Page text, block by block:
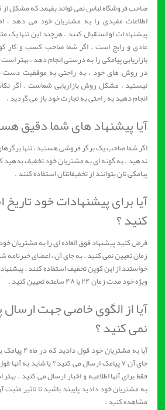
صاحب فروشگاه لباس نمی تواند بفهمد که مشکل از
اطلاعات مفیدی را به مشتریان خود می دهد ،
پیشنهادات او استقبال کنند . هرچند این تنها یک
عادی و رایج است . اگر شما صاحب کسب و کار
بازاریابی پیامکی را به درستی انجام دهد ، بهتر است
در روش های خود ، به راحتی به موفقیت دست
نیستید ، مشکل روش بازاریابی شماست . اگر
انجام دهید به راحتی به تجارت خود باز می گردید .
آیا پیشنهاد های شما دقیق
اگر شما صاحب یک برگر فروشی هستید ، تنها
پیامکی تان بتوانند از تخفیفاتتان استفاده کنند .
آیا برای پیشنهادات خود تاریخ
کنید ؟
فرض کنید پیشنهاد فوق العاده ای را به مشتریان
زمان تعیین نمی کنید . به جای آن ، اعضای خبرنامه
خواستند از این کوپن تخفیف استفاده کنند .
ویژه خود مدت زمان ۲۴ یا ۴۸ ساعته تعیین کنید .
آیا از الگوی خاصی جهت ارسال
نمی کنید ؟
آیا به مشتریان خود
جای آن ۷ پیامک ارسال می کنید ؟ یا شاید به آنها
فقط برای آنها اطلاعیه و اخبار ارسال می کنید .
به مشتریان خود دادید پایبند باشید تا تاثیر مثبت
مشاهده کنید .